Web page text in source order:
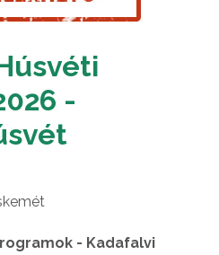
-
- Kadafalvi